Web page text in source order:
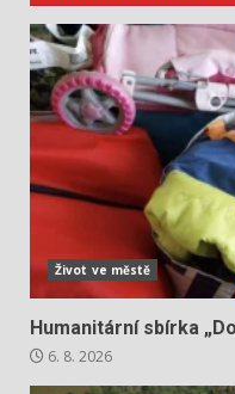
Život ve městě
Humanitární sbírka
6. 8. 2026